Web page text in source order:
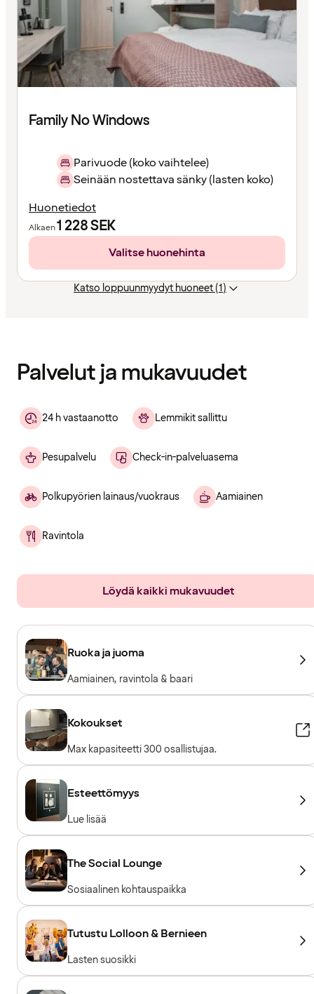
Family No Windows
Parivuode (koko vaihtelee)
Seinään nostettava sänky (lasten koko)
Huonetiedot
Alkaen1 228SEK
Valitse huonehinta
Katso loppuunmyydyt huoneet (1)
Palvelut ja mukavuudet
24 h vastaanotto Lemmikit sallittu
Pesupalvelu Check-in-palveluasema
Polkupyörien lainaus/vuokraus Aamiainen
Ravintola
Löydä kaikki mukavuudet
Ruoka ja juoma
Aamiainen, ravintola & baari
Kokoukset
Max kapasiteetti 300 osallistujaa.
Esteettömyys
Lue lisää
The Social Lounge
Sosiaalinen kohtauspaikka
Tutustu Lolloon & Bernieen
Lasten suosikki